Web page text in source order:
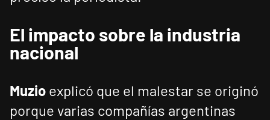
El impacto sobre la industria
nacional
Muzio explicó que el malestar se originó
porque varias compañías argentinas